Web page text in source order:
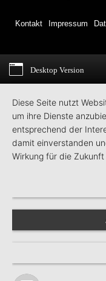
Kontakt Impressum
Desktop Version
Diese Seite nutzt
um ihre Dienste
entsprechend der
damit einverstanden
Wirkung für die